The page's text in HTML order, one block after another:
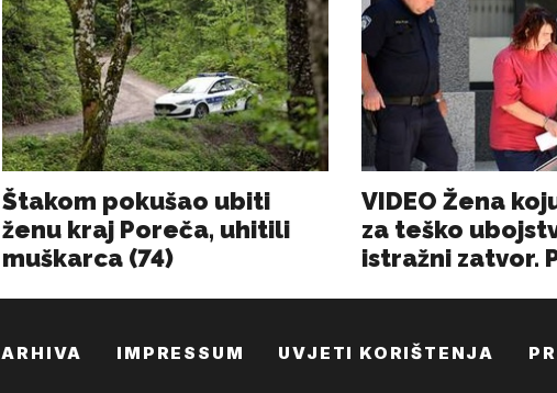
ARHIVA IMPRESSUM UVJETI KORIŠTENJA